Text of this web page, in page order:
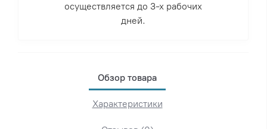
осуществляется до 3-х рабочих
дней.
Обзор товара
Характеристики